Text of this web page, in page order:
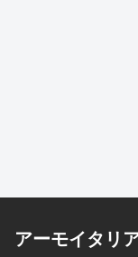
アーモイタリ